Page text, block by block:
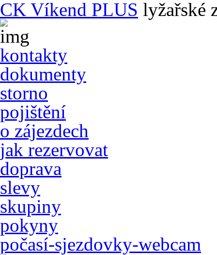
CK Víkend PLUS lyžařské
kontakty
dokumenty
storno
pojištění
o zájezdech
jak rezervovat
doprava
slevy
skupiny
pokyny
počasí-sjezdovky-webcam